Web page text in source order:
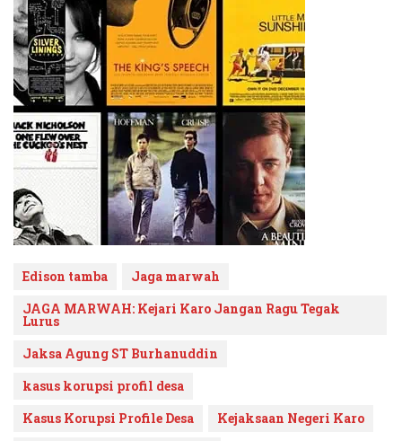
Edison tamba
Jaga marwah
JAGA MARWAH: Kejari Karo Jangan Ragu Tegak
Lurus
Jaksa Agung ST Burhanuddin
kasus korupsi profil desa
Kasus Korupsi Profile Desa
Kejaksaan Negeri Karo